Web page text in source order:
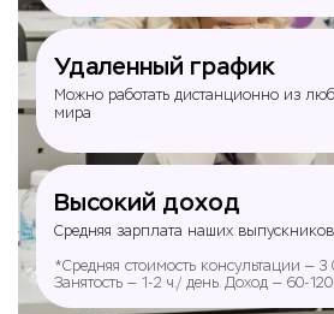
Удаленный график
Можно работать дистанционно из
мира
Высокий доход
Средняя зарплата наших
*Средняя стоимость консультации — 3
Занятость — 1-2 ч./ день. Доход — 60-